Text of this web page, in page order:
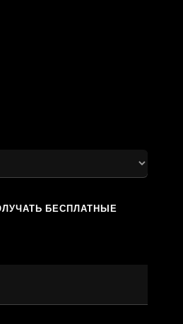
БЕСПЛАТНЫЕ